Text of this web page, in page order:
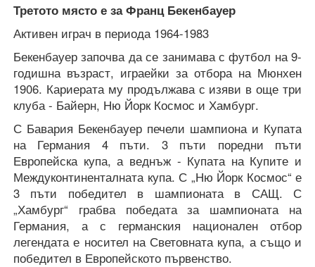
Третото място е за Франц Бекенбауер
Активен играч в периода 1964-1983
Бекенбауер започва да се занимава с футбол на 9-
годишна възраст, играейки за отбора на Мюнхен
1906. Кариерата му продължава с изяви в още три
клуба - Байерн, Ню Йорк Космос и Хамбург.
С Бавария Бекенбауер печели шампиона и Купата
на Германия 4 пъти. 3 пъти поредни пъти
Европейска купа, а веднъж - Купата на Купите и
Междуконтиненталната купа. С „Ню Йорк Космос“ е
3 пъти победител в шампионата в САЩ. С
„Хамбург“ грабва победата за шампионата на
Германия, а с германския национален отбор
легендата е носител на Световната купа, а също и
победител в Европейското първенство.